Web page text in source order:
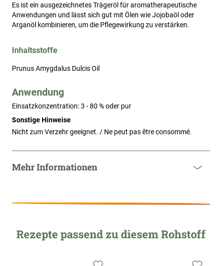
Es ist ein ausgezeichnetes Trägeröl für aromatherapeutische
Anwendungen und lässt sich gut mit Ölen wie Jojobaöl oder
Arganöl kombinieren, um die Pflegewirkung zu verstärken.
Inhaltsstoffe
Prunus Amygdalus Dulcis Oil
Anwendung
Einsatzkonzentration: 3 - 80 % oder pur
Sonstige Hinweise
Nicht zum Verzehr geeignet. / Ne peut pas être consommé.
Mehr Informationen
Rezepte passend zu diesem Rohstoff